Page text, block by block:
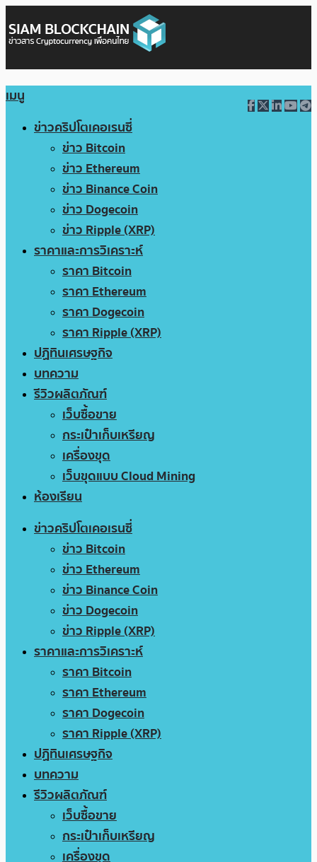
เมนู
ข่าวคริปโตเคอเรนซี่
ข่าว Bitcoin
ข่าว Ethereum
ข่าว Binance Coin
ข่าว Dogecoin
ข่าว Ripple (XRP)
ราคาและการวิเคราะห์
ราคา Bitcoin
ราคา Ethereum
ราคา Dogecoin
ราคา Ripple (XRP)
ปฏิทินเศรษฐกิจ
บทความ
รีวิวผลิตภัณฑ์
เว็บซื้อขาย
กระเป๋าเก็บเหรียญ
เครื่องขุด
เว็บขุดแบบ Cloud Mining
ห้องเรียน
ข่าวคริปโตเคอเรนซี่
ข่าว Bitcoin
ข่าว Ethereum
ข่าว Binance Coin
ข่าว Dogecoin
ข่าว Ripple (XRP)
ราคาและการวิเคราะห์
ราคา Bitcoin
ราคา Ethereum
ราคา Dogecoin
ราคา Ripple (XRP)
ปฏิทินเศรษฐกิจ
บทความ
รีวิวผลิตภัณฑ์
เว็บซื้อขาย
กระเป๋าเก็บเหรียญ
เครื่องขุด